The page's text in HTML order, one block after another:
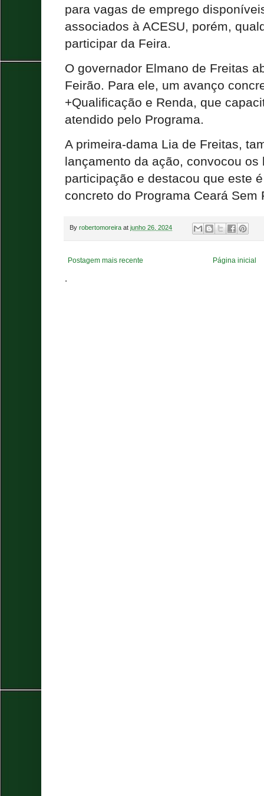
para vagas de emprego
associados à ACESU, porém,
participar da Feira.
O governador Elmano de Freitas
Feirão. Para ele, um avanço
+Qualificação e Renda, que
atendido pelo Programa.
A primeira-dama Lia de Freitas,
lançamento da ação, convocou os
participação e destacou que este
concreto do Programa Ceará Sem
By robertomoreira at junho 26, 2024
Postagem mais recente Página inicial
.